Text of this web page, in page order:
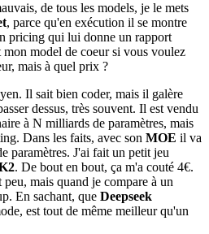
de tous les models, je le mets
, parce qu'en exécution il se montre
pricing qui lui donne un rapport
model de coeur si vous voulez
mais à quel prix ?
Il sait bien coder, mais il galère
dessus, très souvent. Il est vendu
à N milliards de paramètres, mais
Dans les faits, avec son MOE il va
paramètres. J'ai fait un petit jeu
. De bout en bout, ça m'a couté 4€.
mais quand je compare à un
En sachant, que Deepseek
est tout de même meilleur qu'un